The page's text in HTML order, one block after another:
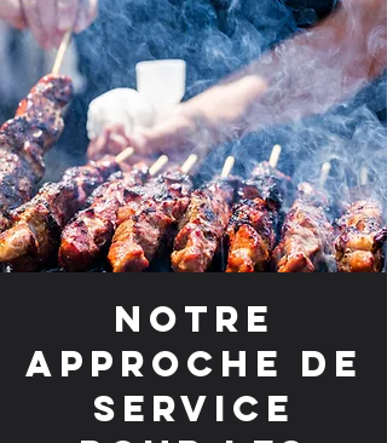
Notre
approche de
service